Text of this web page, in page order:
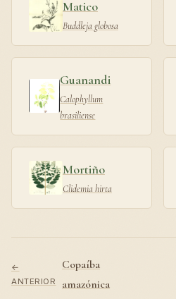
Matico
Buddleja globosa
Guanandi
Calophyllum
brasiliense
Mortiño
Clidemia hirta
←
ANTERIOR
Copaíba
amazónica